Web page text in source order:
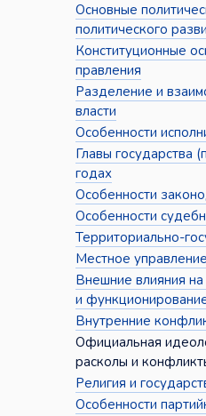
Основные
политического
Конституционные
правления
Разделение и
власти
Особенности
Главы государства
годах
Особенности
Особенности
Территориально-
Местное
Внешние влияния
и
Внутренние
Официальная
расколы и
Религия и
Особенности